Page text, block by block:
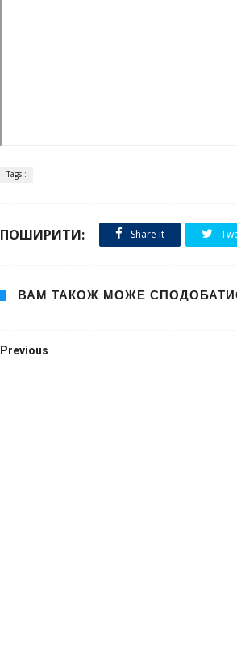
Tags :
ПОШИРИТИ: Share it
ВАМ ТАКОЖ МОЖЕ
Previous